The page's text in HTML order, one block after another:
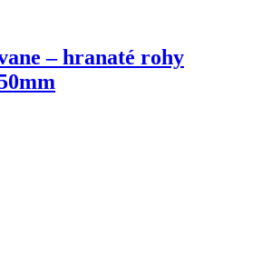
– hranaté rohy